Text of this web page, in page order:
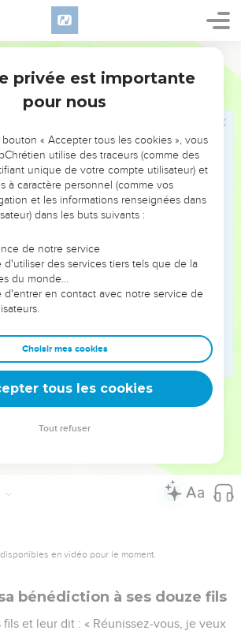
Il veut la mettre sur celle de
père, tu te trompes. C’est Manassé
droite sur sa tête. »
et les enfants de leurs enfants
que lui. Ses enfants et les enfants de
des peuples nombreux. »
bénit les fils de Joseph en disant : « Les
de vos noms pour bénir. Ils diront :
ainsi que Jacob a placé Éfraïm avant
: « Je vais mourir, mais Dieu sera
revenir dans le pays de vos
part plus grande qu’à tes frères. Je te
Je l’ai prise aux Amorites, grâce
arc. »
– Bibli’O, 2000, avec autorisation. Pour vous procurer
en vidéo pour le moment.
bénédiction à ses douze fils
et leur dit : « Réunissez-vous, je veux
privée est importante
pour nous
« Accepter tous les cookies », vous
utilise des traceurs (comme des
unique de votre compte utilisateur) et
à caractère personnel (comme vos
et les informations renseignées dans
dans les buts suivants :
de notre service
d'utiliser des services tiers tels que de la
du monde…
d'entrer en contact avec notre service de
Choisir mes cookies
tous les cookies
Tout refuser